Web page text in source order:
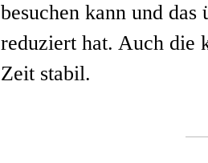
besuchen kann und
reduziert hat. Auch die
Zeit stabil.